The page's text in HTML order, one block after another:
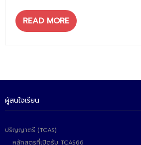
สหกิจศึกษา
ข่าว
- ทุน/สมัครงาน/ศึกษาต่อ
วารสารคณะ
READ MORE
ผู้สนใจเรียน
ปริญญาตรี (TCAS)
หลักสูตรที่เปิดรับ TCAS66